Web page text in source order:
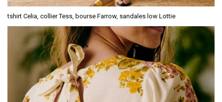
tshirt Celia, collier Tess, bourse Farrow, sandales low Lottie